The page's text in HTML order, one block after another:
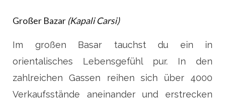
Großer Bazar (Kapali Carsi)
Im großen Basar tauchst du ein in
orientalisches Lebensgefühl pur. In den
zahlreichen Gassen reihen sich über 4000
Verkaufsstände aneinander und erstrecken